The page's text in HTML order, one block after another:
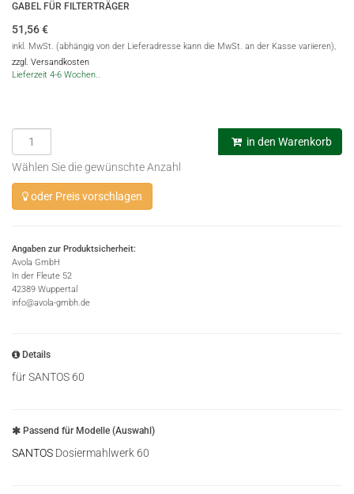
GABEL FÜR FILTERTRÄGER
51,56€
inkl. MwSt. (abhängig von der Lieferadresse kann die MwSt. an der Kasse variieren),
zzgl. Versandkosten
Lieferzeit 4-6 Wochen..
in den Warenkorb
Wählen Sie die gewünschte Anzahl
oder Preis vorschlagen
Angaben zur Produktsicherheit:
Avola GmbH
In der Fleute 52
42389 Wuppertal
info@avola-gmbh.de
Details
für SANTOS 60
Passend für Modelle (Auswahl)
SANTOS Dosiermahlwerk 60